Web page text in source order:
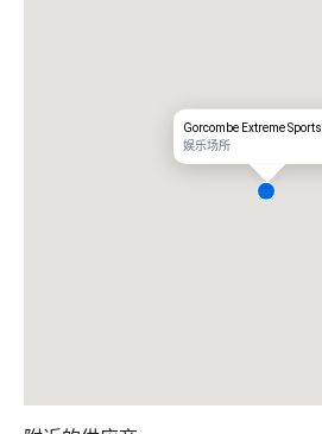
Gorcombe Extreme Sports
娱乐场所